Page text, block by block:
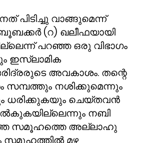
പിടിച്ചു വാങ്ങുമെന്ന്
(റ) ഖലീഫയായി
പറഞ്ഞ ഒരു വിഭാഗം
ഇസ്ലാമിക
അവകാശം. തന്റെ
സമ്പത്തും നശിക്കുമെന്നും
ധരിക്കുകയും ചെയ്തവൻ
നബി
സമൂഹത്തെ അല്ലാഹു
സമൂഹത്തിൽ മഴ